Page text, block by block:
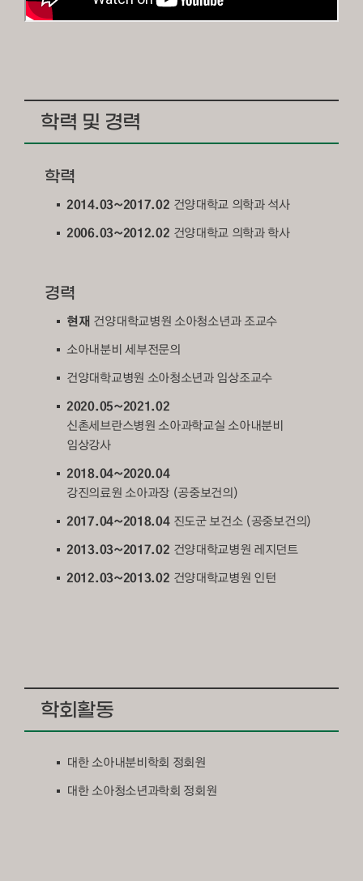
학력 및 경력
학력
2014.03~2017.02 건양대학교 의학과 석사
2006.03~2012.02 건양대학교 의학과 학사
경력
현재 건양대학교병원 소아청소년과 조교수
소아내분비 세부전문의
건양대학교병원 소아청소년과 임상조교수
2020.05~2021.02
신촌세브란스병원 소아과학교실 소아내분비
임상강사
2018.04~2020.04
강진의료원 소아과장 (공중보건의)
2017.04~2018.04 진도군 보건소 (공중보건의)
2013.03~2017.02 건양대학교병원 레지던트
2012.03~2013.02 건양대학교병원 인턴
학회활동
대한 소아내분비학회 정회원
대한 소아청소년과학회 정회원